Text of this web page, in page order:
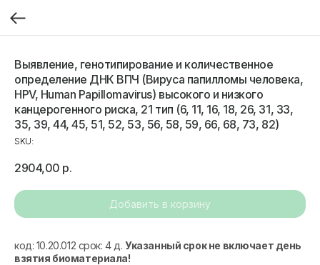
Выявление, генотипирование и количественное
определение ДНК ВПЧ (Вируса папилломы человека,
HPV, Human Papillomavirus) высокого и низкого
канцерогенного риска, 21 тип (6, 11, 16, 18, 26, 31, 33,
35, 39, 44, 45, 51, 52, 53, 56, 58, 59, 66, 68, 73, 82)
SKU:
2904,00 р.
Добавить в корзину
код: 10.20.012 срок: 4 д.Указанный срок не включает день
взятия биоматериала!